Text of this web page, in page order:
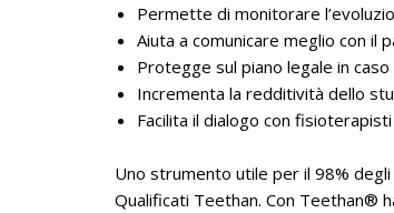
Permette di monitorare
Aiuta a comunicare meglio con il
Protegge sul piano legale in
Incrementa la redditività dello
Facilita il dialogo con
Uno strumento utile per il 98%
Qualificati Teethan. Con Teethan®